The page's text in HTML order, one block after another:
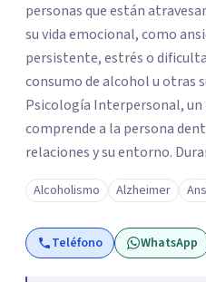
personas que están
su vida emocional, como
persistente, estrés o
consumo de alcohol u otras sustancias.
Psicología Interpersonal,
comprende a la persona
relaciones y su entorno.
exploramos cómo tus
y tu contexto actual influyen
con el objetivo de generar
duraderos en tu vida. Mi propósito como psicóloga es
Alcoholismo Alzheimer
Teléfono WhatsApp